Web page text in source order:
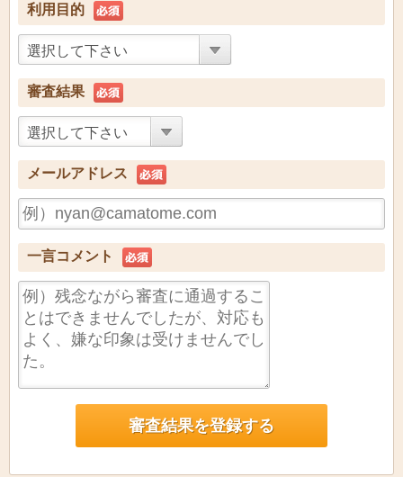
利用目的
選択して下さい
審査結果
選択して下さい
メールアドレス
一言コメント